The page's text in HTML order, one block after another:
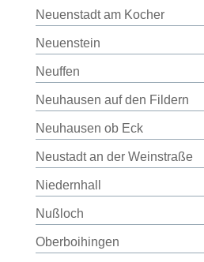
Neuenstadt am Kocher
Neuenstein
Neuffen
Neuhausen auf den Fildern
Neuhausen ob Eck
Neustadt an der Weinstraße
Niedernhall
Nußloch
Oberboihingen